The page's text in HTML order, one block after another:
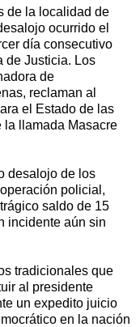
de la localidad de
ocurrido el
día consecutivo
de Justicia. Los
de
reclaman al
el Estado de las
la llamada Masacre
desalojo de los
policial,
saldo de 15
incidente aún sin
tradicionales que
al presidente
un expedito juicio
en la nación